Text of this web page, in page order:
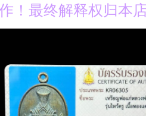
！最终解释权归本